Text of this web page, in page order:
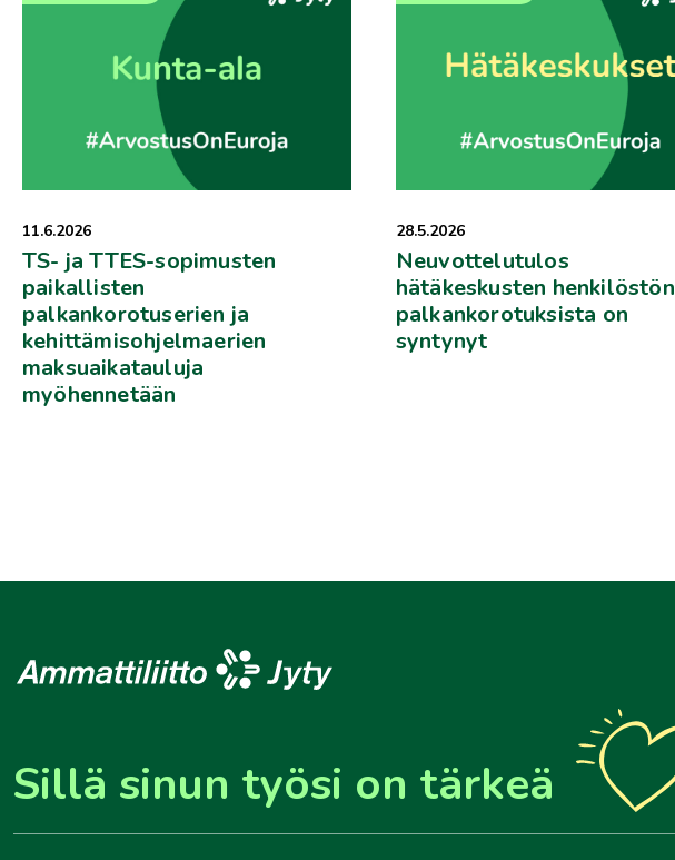
11.6.2026
TS- ja TTES-sopimusten
paikallisten
palkankorotuserien ja
kehittämisohjelmaerien
maksuaikatauluja
myöhennetään
28.5.2026
Neuvottelutulos
hätäkeskusten henkilöstön
palkankorotuksista on
syntynyt
Sillä sinun työsi on tärkeä